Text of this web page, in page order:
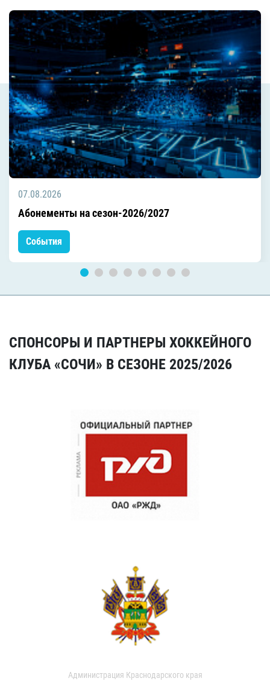
07.08.2026
Абонементы на сезон-2026/2027
События
СПОНСОРЫ И ПАРТНЕРЫ ХОККЕЙНОГО
КЛУБА «СОЧИ» В СЕЗОНЕ 2025/2026
Администрация Краснодарского края